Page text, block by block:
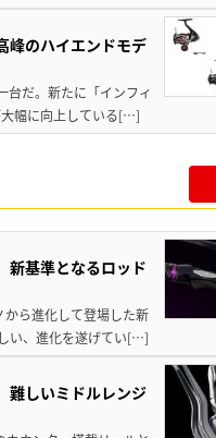
峰のハイエンドモデ
台だ。新たに「インフィ
大幅に向上している[…]
新基準となるロッド
から進化して登場した新
い、進化を遂げてい[…]
難しいミドルレンジ